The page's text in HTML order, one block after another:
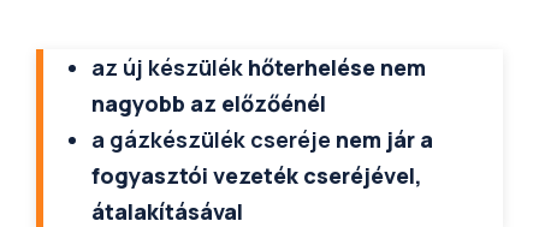
az új készülék hőterhelése nem
nagyobb az előzőénél
a gázkészülék cseréje nem jár a
fogyasztói vezeték cseréjével,
átalakításával